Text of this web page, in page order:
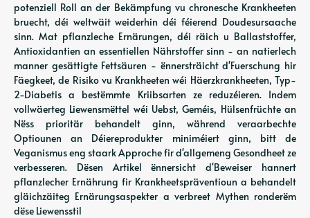
potenziell Roll an der Bekämpfung vu chronesche Krankheeten
bruecht, déi weltwäit weiderhin déi féierend Doudesursaache
sinn. Mat pflanzleche Ernärungen, déi räich u Ballaststoffer,
Antioxidantien an essentiellen Nährstoffer sinn - an natierlech
manner gesättigte Fettsäuren - ënnersträicht d'Fuerschung hir
Fäegkeet, de Risiko vu Krankheeten wéi Häerzkrankheeten, Typ-
2-Diabetis a bestëmmte Kriibsarten ze reduzéieren. Indem
vollwäerteg Liewensmëttel wéi Uebst, Geméis, Hülsenfrüchte an
Nëss prioritär behandelt ginn, während veraarbechte
Optiounen an Déiereprodukter miniméiert ginn, bitt de
Veganismus eng staark Approche fir d'allgemeng Gesondheet ze
verbesseren. Dësen Artikel ënnersicht d'Beweiser hannert
pflanzlecher Ernährung fir Krankheetspräventioun a behandelt
gläichzäiteg Ernärungsaspekter a verbreet Mythen ronderëm
dëse Liewensstil